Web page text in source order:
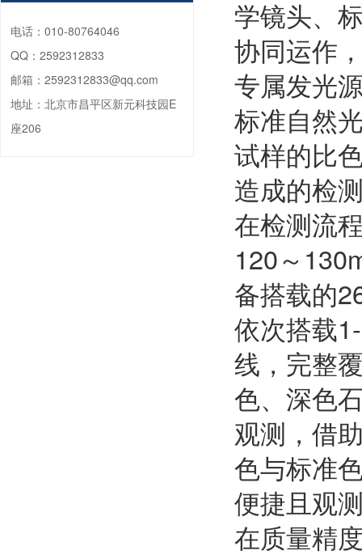
学镜头、
协同运作
专属发光
标准自然
试样的比
造成的检
在检测流
120～
备搭载的
依次搭载
线，完整
色、深色
观测，借
色与标准
便捷且观
在质量精
电话： 010-80764046
QQ： 2592312833
邮箱： 2592312833@qq.com
地址： 北京市昌平区新元科技园E
座206